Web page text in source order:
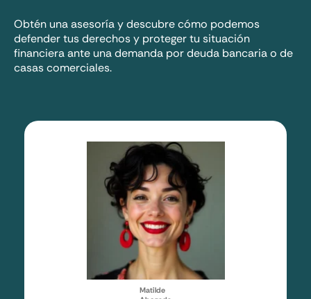
Obtén una asesoría y descubre cómo podemos
defender tus derechos y proteger tu situación
financiera ante una demanda por deuda bancaria o de
casas comerciales.
Matilde